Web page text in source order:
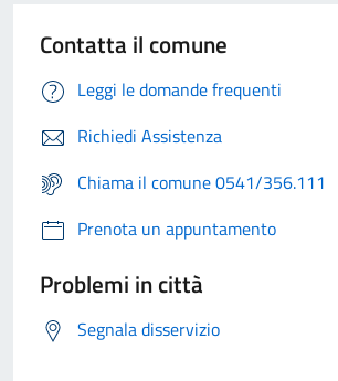
Contatta il comune
Leggi le domande frequenti
Richiedi Assistenza
Chiama il comune 0541/356.111
Prenota un appuntamento
Problemi in città
Segnala disservizio